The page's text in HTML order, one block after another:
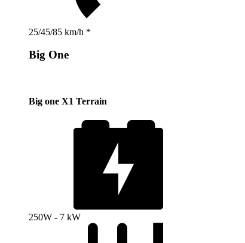
25/45/85 km/h *
Big One
Big one X1 Terrain
250W - 7 kW